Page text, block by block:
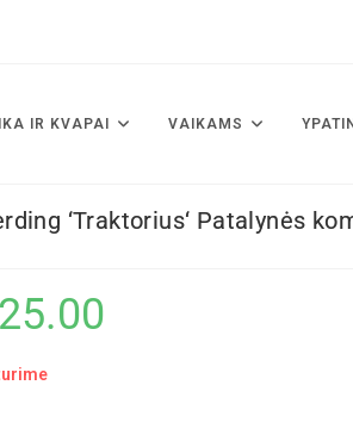
IR KVAPAI VAIKAMS
‘Traktorius‘ Patalynės
25.00